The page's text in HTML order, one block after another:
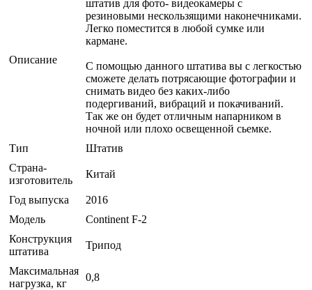
Описание
штатив для фото- видеокамеры с
резиновыми нескользящими наконечниками.
Легко поместится в любой сумке или
кармане.
С помощью данного штатива вы с легкостью
сможете делать потрясающие фотографии и
снимать видео без каких-либо
подергиваний, вибраций и покачиваний.
Так же он будет отличным напарником в
ночной или плохо освещенной сьемке.
Тип
Штатив
Страна-
изготовитель
Китай
Год выпуска
2016
Модель
Continent F-2
Конструкция
штатива
Трипод
Максимальная
нагрузка, кг
0,8